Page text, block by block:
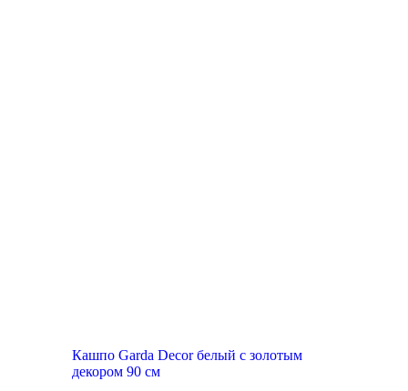
Кашпо Garda Decor белый с золотым
декором 90 см